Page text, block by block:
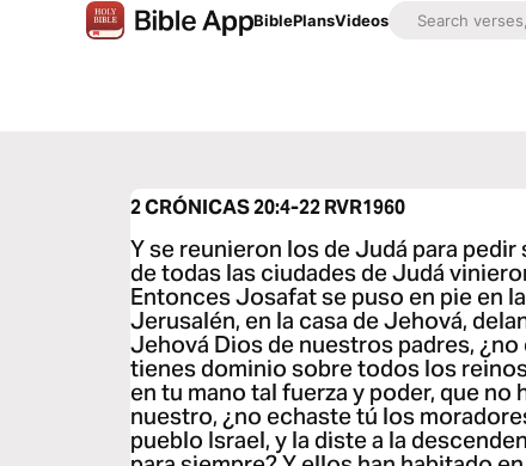
BiblePlansVideos
2 CRÓNICAS 20:4-22RVR1960
Y se reunieron los de Judá para
de todas las ciudades de Judá
Entonces Josafat se puso en pie en
Jerusalén, en la casa de Jehová,
Jehová Dios de nuestros padres,
tienes dominio sobre todos los
en tu mano tal fuerza y poder, que no
nuestro, ¿no echaste tú los
pueblo Israel, y la diste a la